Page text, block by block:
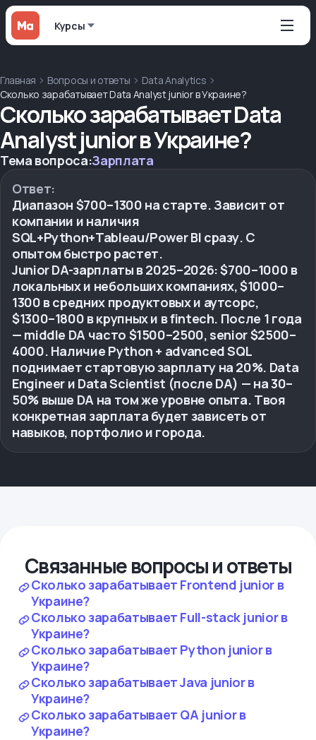
Курсы
Главная Вопросы и ответы
Data Analytics
Сколько зарабатывает Data Analyst junior в Украине?
Сколько зарабатывает Data
Analyst junior в Украине?
Тема вопроса:Зарплата
Ответ:
Диапазон $700–1300 на старте. Зависит от
компании и наличия
SQL+Python+Tableau/Power BI сразу. С
опытом быстро растет.
Junior DA-зарплаты в 2025–2026: $700–1000 в
локальных и небольших компаниях, $1000–
1300 в средних продуктовых и аутсорс,
$1300–1800 в крупных и в fintech. После 1 года
— middle DA часто $1500–2500, senior $2500–
4000. Наличие Python + advanced SQL
поднимает стартовую зарплату на 20%. Data
Engineer и Data Scientist (после DA) — на 30–
50% выше DA на том же уровне опыта. Твоя
конкретная зарплата будет зависеть от
навыков, портфолио и города.
Связанные вопросы и ответы
Сколько зарабатывает Frontend junior в
Украине?
Сколько зарабатывает Full-stack junior в
Украине?
Сколько зарабатывает Python junior в
Украине?
Сколько зарабатывает Java junior в
Украине?
Сколько зарабатывает QA junior в
Украине?